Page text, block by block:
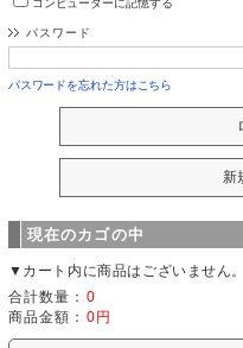
コンピューターに記憶する
パスワード
パスワードを忘れた方はこちら
現在のカゴの中
▼カート内に商品はございません。
合計数量： 0
商品金額： 0円